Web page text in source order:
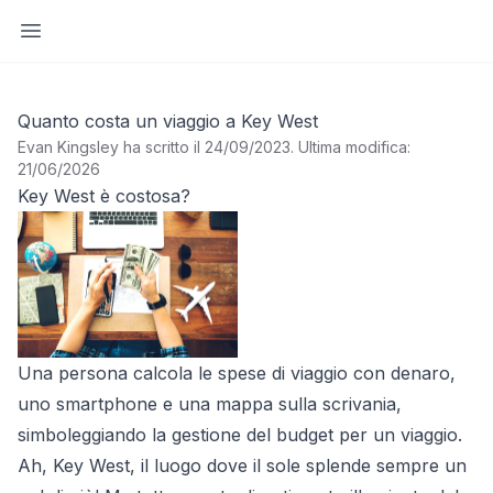
Apri barra laterale
Quanto costa un viaggio a Key West
Evan Kingsley ha scritto il 24/09/2023. Ultima modifica:
21/06/2026
Key West è costosa?
Una persona calcola le spese di viaggio con denaro,
uno smartphone e una mappa sulla scrivania,
simboleggiando la gestione del budget per un viaggio.
Ah, Key West, il luogo dove il sole splende sempre un